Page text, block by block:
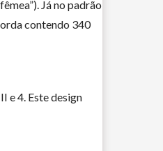
Já no padrão
contendo 340
e 4. Este design